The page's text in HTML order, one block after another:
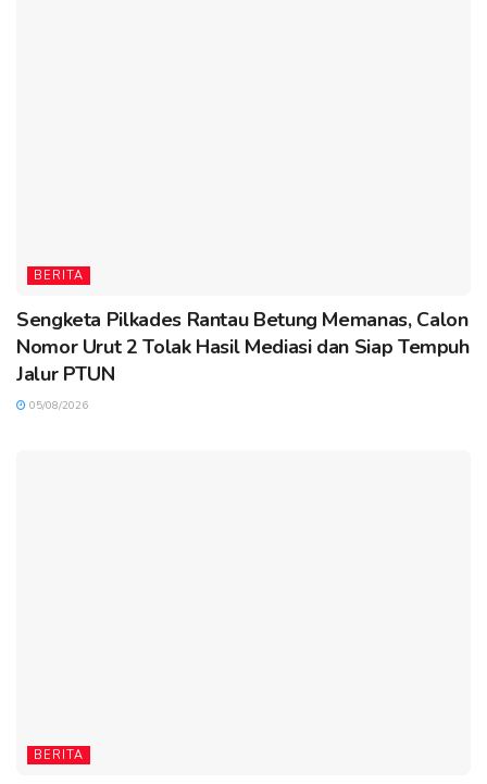
BERITA
Sengketa Pilkades Rantau Betung Memanas, Calon
Nomor Urut 2 Tolak Hasil Mediasi dan Siap Tempuh
Jalur PTUN
05/08/2026
BERITA